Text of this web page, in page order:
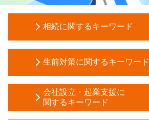
相続に関するキーワード
相続人 調査 費用
代償分割 相続税
所有権移転登記 費用 相場
生前対策に関するキーワード
成年 後見人 申立人
生前贈与 方法
会社設立・起業支援に
関するキーワード